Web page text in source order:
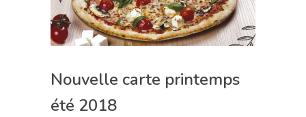
Nouvelle carte printemps
été 2018